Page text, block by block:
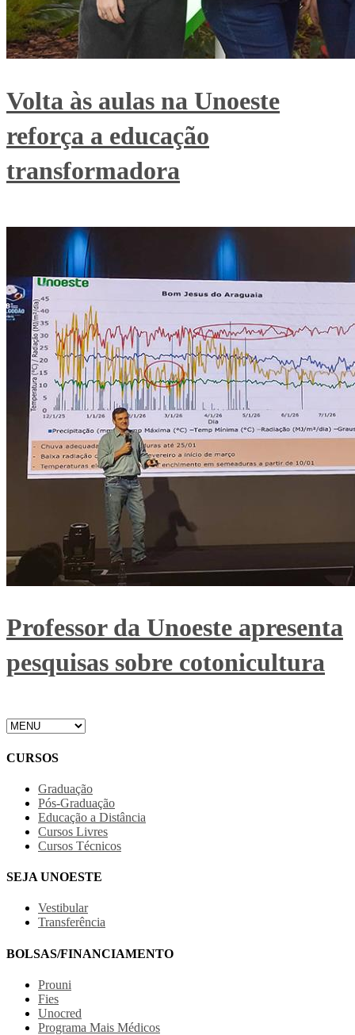
Volta às aulas na Unoeste
reforça a educação
transformadora
Professor da Unoeste apresenta
pesquisas sobre cotonicultura
CURSOS
Graduação
Pós-Graduação
Educação a Distância
Cursos Livres
Cursos Técnicos
SEJA UNOESTE
Vestibular
Transferência
BOLSAS/FINANCIAMENTO
Prouni
Fies
Unocred
Programa Mais Médicos